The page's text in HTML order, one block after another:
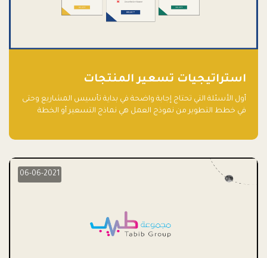
استراتيجيات تسعير المنتجات
أول الأسئلة التي تحتاج إجابة واضحة في بداية تأسيس المشاريع وحتى
في خطط التطوير من نموذج العمل هي نماذج التسعير أو الخطة
06-06-2021